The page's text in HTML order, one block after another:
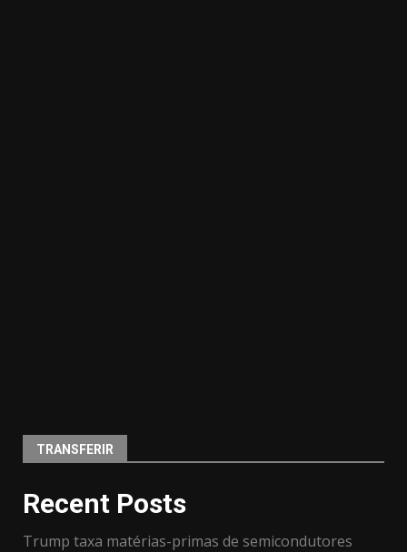
TRANSFERIR
Recent Posts
Trump taxa matérias-primas de semicondutores